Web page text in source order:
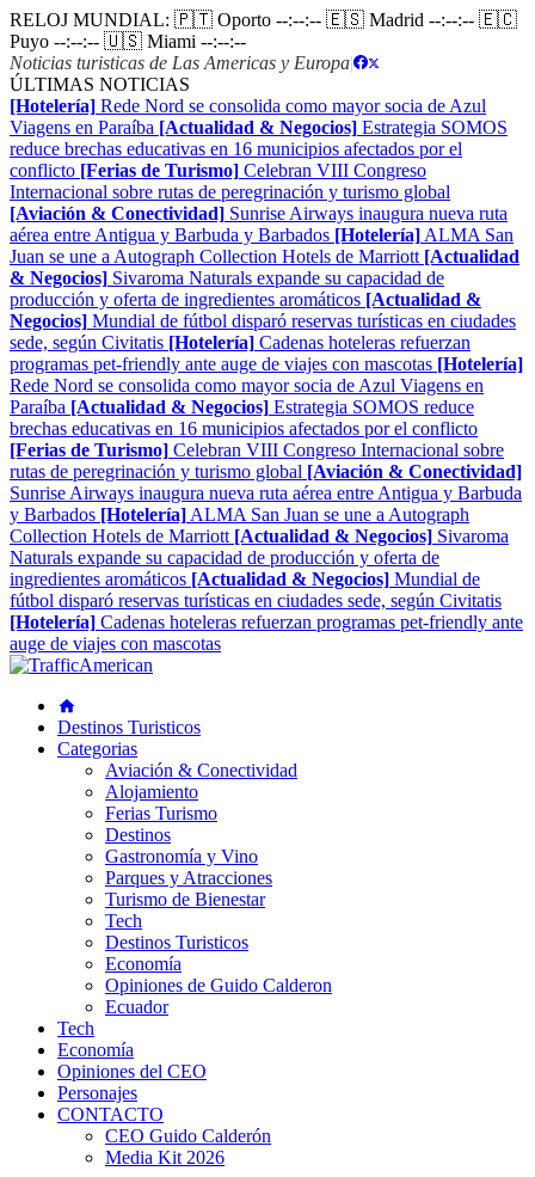
RELOJ MUNDIAL: 🇵🇹 Oporto --:--:-- 🇪🇸 Madrid --:--:-- 🇪🇨
Puyo --:--:-- 🇺🇸 Miami --:--:--
Noticias turisticas de Las Americas y Europa|
ÚLTIMAS NOTICIAS
[Hotelería] Rede Nord se consolida como mayor socia de Azul
Viagens en Paraíba [Actualidad & Negocios] Estrategia SOMOS
reduce brechas educativas en 16 municipios afectados por el
conflicto [Ferias de Turismo] Celebran VIII Congreso
Internacional sobre rutas de peregrinación y turismo global
[Aviación & Conectividad] Sunrise Airways inaugura nueva ruta
aérea entre Antigua y Barbuda y Barbados [Hotelería] ALMA San
Juan se une a Autograph Collection Hotels de Marriott [Actualidad
& Negocios] Sivaroma Naturals expande su capacidad de
producción y oferta de ingredientes aromáticos [Actualidad &
Negocios] Mundial de fútbol disparó reservas turísticas en ciudades
sede, según Civitatis [Hotelería] Cadenas hoteleras refuerzan
programas pet-friendly ante auge de viajes con mascotas [Hotelería]
Rede Nord se consolida como mayor socia de Azul Viagens en
Paraíba [Actualidad & Negocios] Estrategia SOMOS reduce
brechas educativas en 16 municipios afectados por el conflicto
[Ferias de Turismo] Celebran VIII Congreso Internacional sobre
rutas de peregrinación y turismo global [Aviación & Conectividad]
Sunrise Airways inaugura nueva ruta aérea entre Antigua y Barbuda
y Barbados [Hotelería] ALMA San Juan se une a Autograph
Collection Hotels de Marriott [Actualidad & Negocios] Sivaroma
Naturals expande su capacidad de producción y oferta de
ingredientes aromáticos [Actualidad & Negocios] Mundial de
fútbol disparó reservas turísticas en ciudades sede, según Civitatis
[Hotelería] Cadenas hoteleras refuerzan programas pet-friendly ante
auge de viajes con mascotas
Destinos Turisticos
Categorias
Aviación & Conectividad
Alojamiento
Ferias Turismo
Destinos
Gastronomía y Vino
Parques y Atracciones
Turismo de Bienestar
Tech
Destinos Turisticos
Economía
Opiniones de Guido Calderon
Ecuador
Tech
Economía
Opiniones del CEO
Personajes
CONTACTO
CEO Guido Calderón
Media Kit 2026